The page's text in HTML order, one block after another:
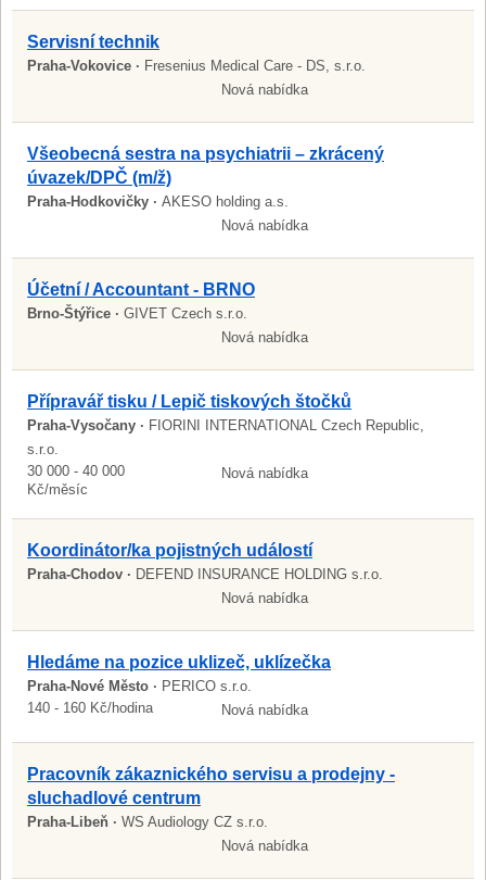
Servisní technik
Praha-Vokovice · Fresenius Medical Care - DS, s.r.o.
Nová nabídka
Všeobecná sestra na psychiatrii – zkrácený
úvazek/DPČ (m/ž)
Praha-Hodkovičky · AKESO holding a.s.
Nová nabídka
Účetní / Accountant - BRNO
Brno-Štýřice · GIVET Czech s.r.o.
Nová nabídka
Přípravář tisku / Lepič tiskových štočků
Praha-Vysočany · FIORINI INTERNATIONAL Czech Republic,
s.r.o.
30 000 - 40 000
Kč/měsíc
Nová nabídka
Koordinátor/ka pojistných událostí
Praha-Chodov · DEFEND INSURANCE HOLDING s.r.o.
Nová nabídka
Hledáme na pozice uklizeč, uklízečka
Praha-Nové Město · PERICO s.r.o.
140 - 160 Kč/hodina
Nová nabídka
Pracovník zákaznického servisu a prodejny -
sluchadlové centrum
Praha-Libeň · WS Audiology CZ s.r.o.
Nová nabídka